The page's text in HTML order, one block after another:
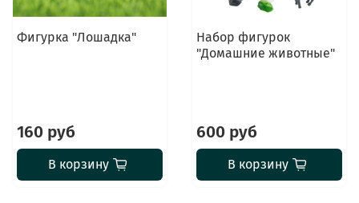
Фигурка "Лошадка"
160 руб
В корзину
Набор фигурок
"Домашние животные"
600 руб
В корзину